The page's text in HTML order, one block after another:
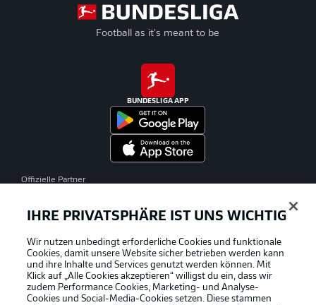
Football as it's meant to be
BUNDESLIGA APP
Offizielle Partner
IHRE PRIVATSPHÄRE IST UNS WICHTIG
Wir nutzen unbedingt erforderliche Cookies und funktionale
Cookies, damit unsere Website sicher betrieben werden kann
und ihre Inhalte und Services genutzt werden können. Mit
Klick auf „Alle Cookies akzeptieren“ willigst du ein, dass wir
zudem Performance Cookies, Marketing- und Analyse-
Cookies und Social-Media-Cookies setzen. Diese stammen